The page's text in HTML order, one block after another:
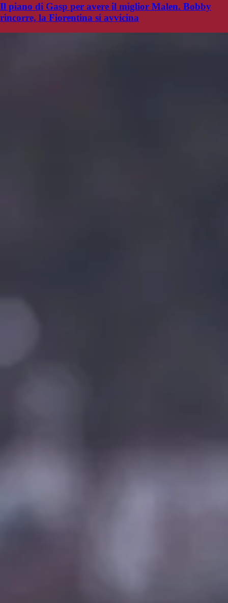
Il piano di Gasp per avere il miglior Malen. Bobby
rincorre, la Fiorentina si avvicina